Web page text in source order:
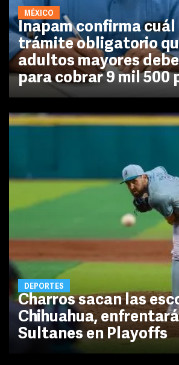
MÉXICO
Inapam confirma cuál
trámite obligatorio
adultos mayores
para cobrar 9 mil 500
DEPORTES
Charros sacan las
Chihuahua,
Sultanes en Playoffs